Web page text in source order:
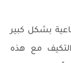
بشكل كبير
مع هذه